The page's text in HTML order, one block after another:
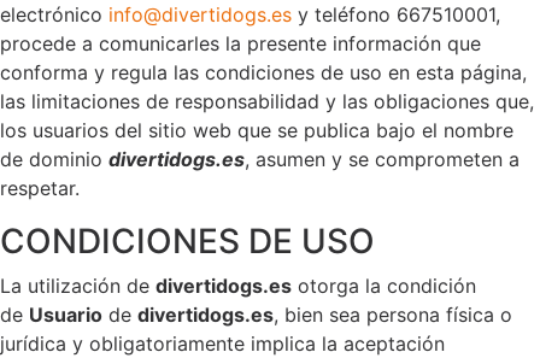
electrónico info@divertidogs.es y teléfono 667510001,
procede a comunicarles la presente información que
conforma y regula las condiciones de uso en esta página,
las limitaciones de responsabilidad y las obligaciones que,
los usuarios del sitio web que se publica bajo el nombre
de dominio divertidogs.es, asumen y se comprometen a
respetar.
CONDICIONES DE USO
La utilización de divertidogs.es otorga la condición
de Usuario de divertidogs.es, bien sea persona física o
jurídica y obligatoriamente implica la aceptación